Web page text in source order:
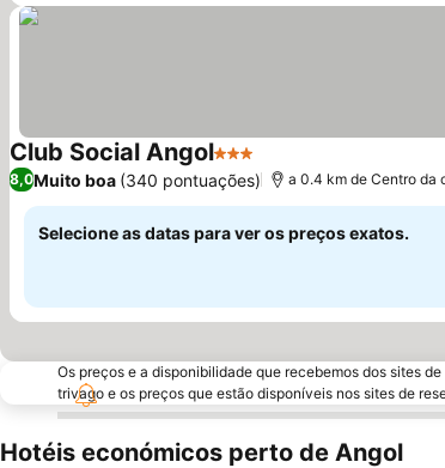
Club Social Angol3 Estrelas
8,0Muito boa (340 pontuações) a 0.4 km de Centro da
Selecione as datas para ver os preços exatos.
Os preços e a disponibilidade que recebemos dos sites
trivago e os preços que estão disponíveis nos sites de
Hotéis económicos perto de Angol